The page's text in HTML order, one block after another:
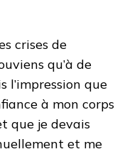
crises de
qu’à de
l’impression que
à mon corps
que je devais
et me